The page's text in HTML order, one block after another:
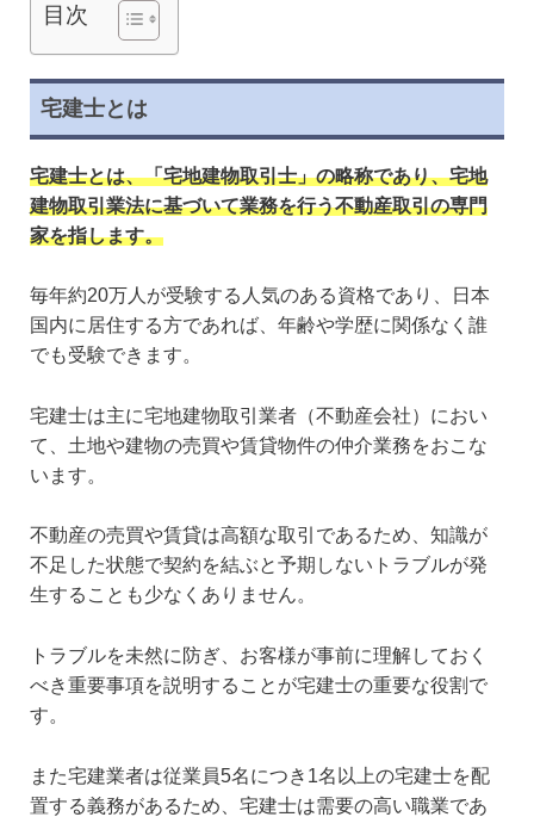
目次
宅建士とは
宅建士とは、「宅地建物取引士」の略称であり、宅地
建物取引業法に基づいて業務を行う不動産取引の専門
家を指します。
毎年約20万人が受験する人気のある資格であり、日本
国内に居住する方であれば、年齢や学歴に関係なく誰
でも受験できます。
宅建士は主に宅地建物取引業者（不動産会社）におい
て、土地や建物の売買や賃貸物件の仲介業務をおこな
います。
不動産の売買や賃貸は高額な取引であるため、知識が
不足した状態で契約を結ぶと予期しないトラブルが発
生することも少なくありません。
トラブルを未然に防ぎ、お客様が事前に理解しておく
べき重要事項を説明することが宅建士の重要な役割で
す。
また宅建業者は従業員5名につき1名以上の宅建士を配
置する義務があるため、宅建士は需要の高い職業であ